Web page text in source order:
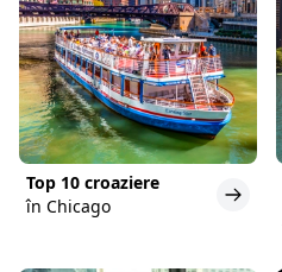
Top 10 croaziere
în Chicago